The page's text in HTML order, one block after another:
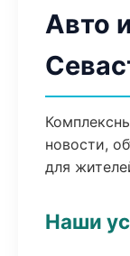
Авто
новости,
для
Наши